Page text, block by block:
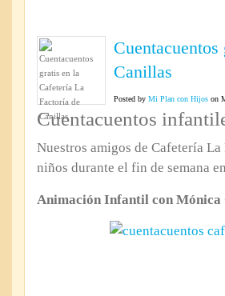
Canillas
Posted by Mi Plan con Hijos on
Cuentacuentos
Nuestros amigos de Cafetería
niños durante el fin de semana
Animación Infantil con Mónica